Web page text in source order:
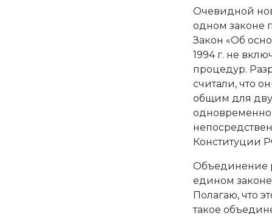
Очевидной
одном законе
Закон «Об
1994 г. не
процедур.
считали, что
общим для
одновременно
Конституции
Объединение
едином
Полагаю, что
такое